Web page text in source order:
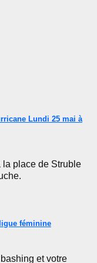
Lundi 25 mai à
la place de Struble
féminine
et votre